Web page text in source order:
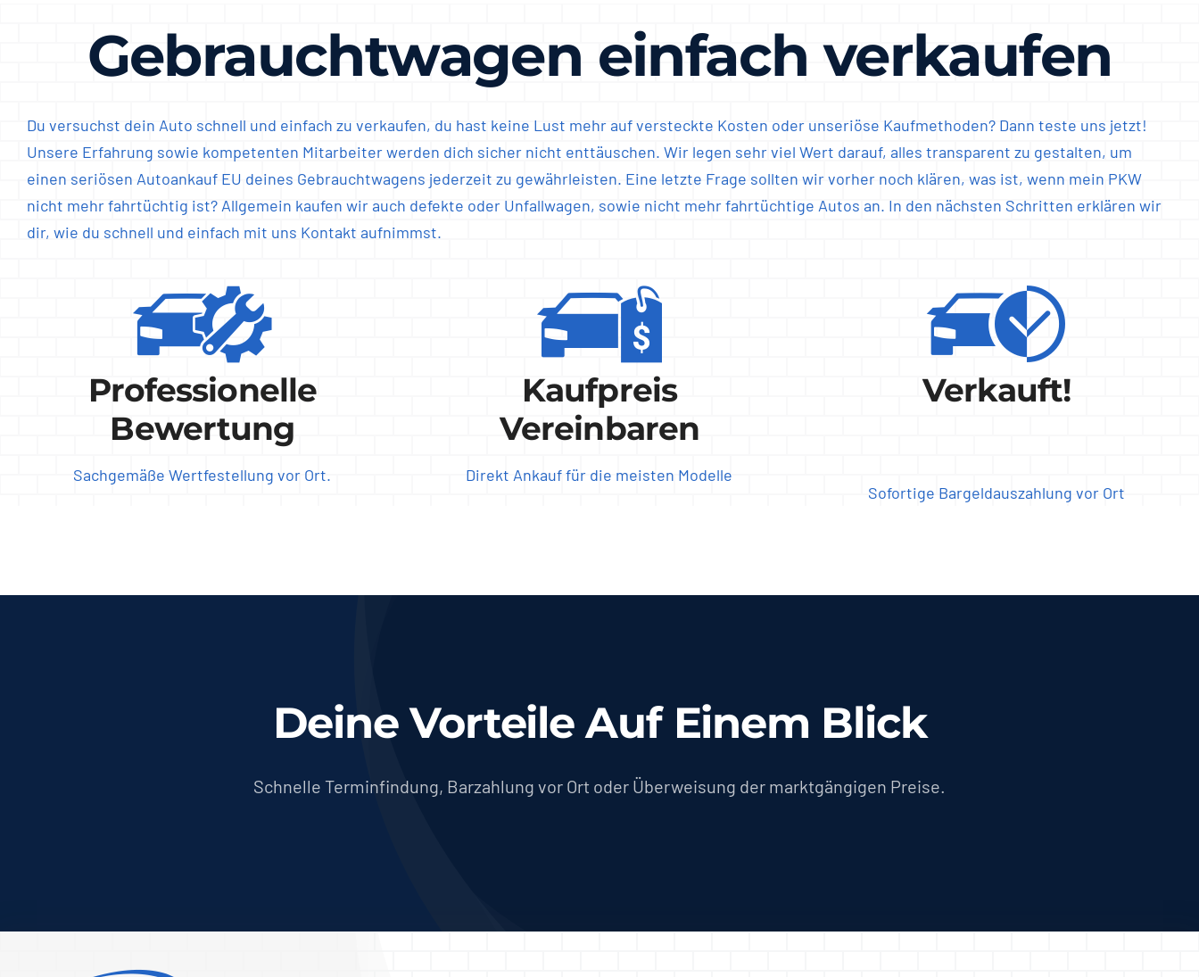
Gebrauchtwagen einfach verkaufen
Du versuchst dein Auto schnell und einfach zu verkaufen, du hast keine Lust mehr auf versteckte Kosten oder unseriöse Kaufmethoden? Dann teste uns jetzt!
Unsere Erfahrung sowie kompetenten Mitarbeiter werden dich sicher nicht enttäuschen. Wir legen sehr viel Wert darauf, alles transparent zu gestalten, um
einen seriösen Autoankauf EU deines Gebrauchtwagens jederzeit zu gewährleisten. Eine letzte Frage sollten wir vorher noch klären, was ist, wenn mein PKW
nicht mehr fahrtüchtig ist? Allgemein kaufen wir auch defekte oder Unfallwagen, sowie nicht mehr fahrtüchtige Autos an. In den nächsten Schritten erklären wir
dir, wie du schnell und einfach mit uns Kontakt aufnimmst.
Professionelle
Bewertung
Sachgemäße Wertfestellung vor Ort.
Kaufpreis
Vereinbaren
Direkt Ankauf für die meisten Modelle
Verkauft!
Sofortige Bargeldauszahlung vor Ort
Deine Vorteile Auf Einem Blick
Schnelle Terminfindung, Barzahlung vor Ort oder Überweisung der marktgängigen Preise.